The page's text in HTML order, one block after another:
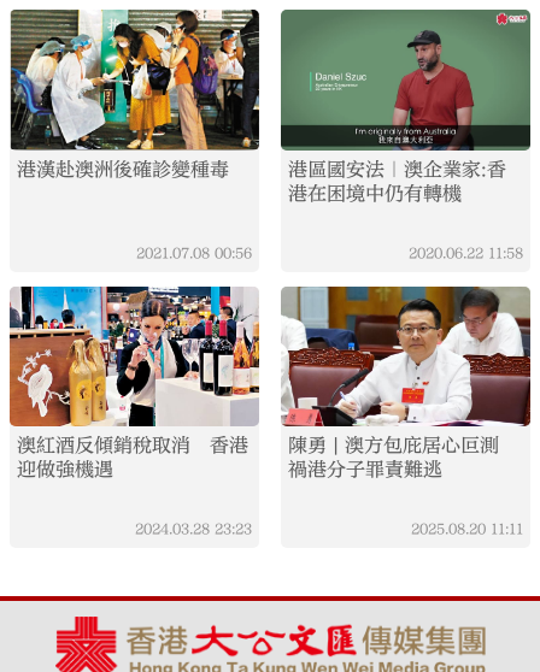
港漢赴澳洲後確診變種毒
2021.07.08 00:56
港區國安法｜澳企業家:香
港在困境中仍有轉機
2020.06.22 11:58
澳紅酒反傾銷稅取消 香港
迎做強機遇
2024.03.28 23:23
陳勇 | 澳方包庇居心叵測
禍港分子罪責難逃
2025.08.20 11:11